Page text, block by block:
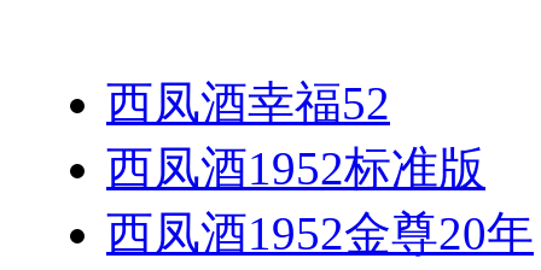
西凤酒幸福52
西凤酒1952标准版
西凤酒1952金尊20年